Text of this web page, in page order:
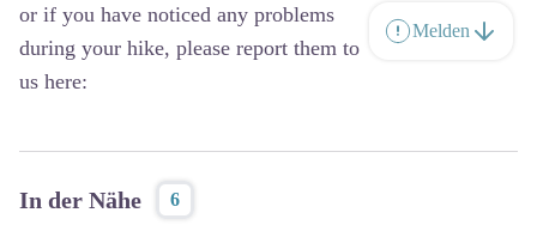
or if you have noticed any problems
during your hike, please report them to
us here:
Melden
In der Nähe 6